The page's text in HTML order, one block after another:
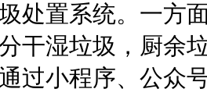
处置系统。一方
干湿垃圾，厨余
过小程序、公众